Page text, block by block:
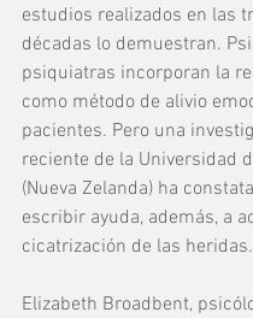
estudios realizados en las
décadas lo demuestran.
psiquiatras incorporan la
como método de alivio
pacientes. Pero una
reciente de la Universidad
(Nueva Zelanda) ha
escribir ayuda, además, a
cicatrización de las heridas.
Elizabeth Broadbent,